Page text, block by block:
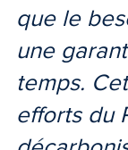
que le
une
temps.
efforts du